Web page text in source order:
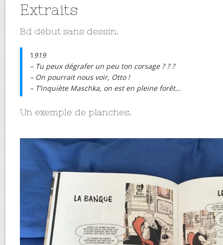
Extraits
Bd début sans dessin.
1 919
– Tu peux dégrafer un peu ton corsage ? ? ?
– On pourrait nous voir, Otto !
– T’inquiète Maschka, on est en pleine forêt…
Un exemple de planches.